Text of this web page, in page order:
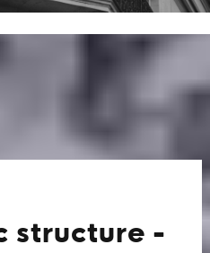
structure -